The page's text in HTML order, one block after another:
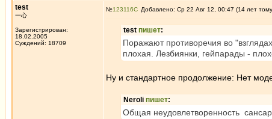
test
一心
Зарегистрирован:
18.02.2005
Суждений: 18709
№123116 Добавлено: Ср 22 Авг 12, 00:47 (14 лет
test пишет:
Поражают противоречия во
плохая. Лезбиянки, гейпарады -
Ну и стандартное продолжение: Нет
Neroli пишет:
Общая неудовлетворенность